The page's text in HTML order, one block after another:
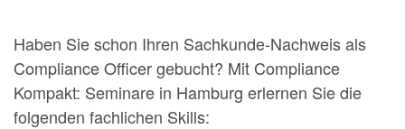
Haben Sie schon Ihren Sachkunde-Nachweis als
Compliance Officer gebucht? Mit Compliance
Kompakt: Seminare in Hamburg erlernen Sie die
folgenden fachlichen Skills: